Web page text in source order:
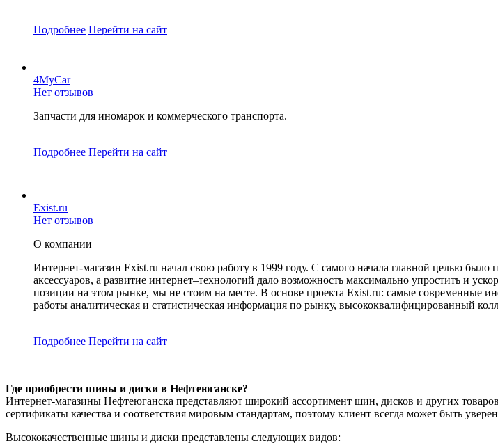
Подробнее Перейти на сайт
4MyCar
Нет отзывов
Запчасти для иномарок и коммерческого транспорта.
Подробнее Перейти на сайт
Exist.ru
Нет отзывов
О компании
Интернет-магазин Exist.ru начал свою работу в 1999 году. С самого начала главной целью
аксессуаров, а развитие интернет–технологий дало возможность максимально упростить и
позиции на этом рынке, мы не стоим на месте. В основе проекта Exist.ru: самые современные
работы аналитическая и статистическая информация по рынку, высококвалифицированный
Подробнее Перейти на сайт
Где приобрести шины и диски в Нефтеюганске?
Интернет-магазины Нефтеюганска представляют широкий ассортимент шин, дисков и других
сертификаты качества и соответствия мировым стандартам, поэтому клиент всегда может быть
Высококачественные шины и диски представлены следующих видов: